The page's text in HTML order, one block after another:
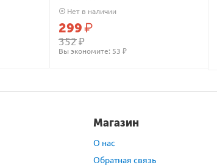
Нет в наличии
352₽
299₽
Вы экономите: 53 ₽
Магазин
О нас
Обратная связь